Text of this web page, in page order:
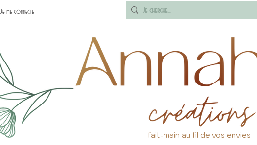
Je me connecte
fait-main au fil de vos envies